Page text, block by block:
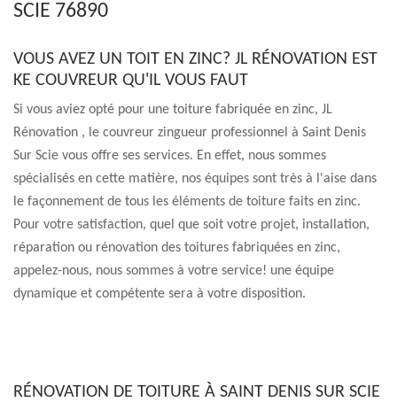
SCIE 76890
VOUS AVEZ UN TOIT EN ZINC? JL RÉNOVATION EST
KE COUVREUR QU'IL VOUS FAUT
Si vous aviez opté pour une toiture fabriquée en zinc, JL
Rénovation , le couvreur zingueur professionnel à Saint Denis
Sur Scie vous offre ses services. En effet, nous sommes
spécialisés en cette matière, nos équipes sont très à l'aise dans
le façonnement de tous les éléments de toiture faits en zinc.
Pour votre satisfaction, quel que soit votre projet, installation,
réparation ou rénovation des toitures fabriquées en zinc,
appelez-nous, nous sommes à votre service! une équipe
dynamique et compétente sera à votre disposition.
RÉNOVATION DE TOITURE À SAINT DENIS SUR SCIE